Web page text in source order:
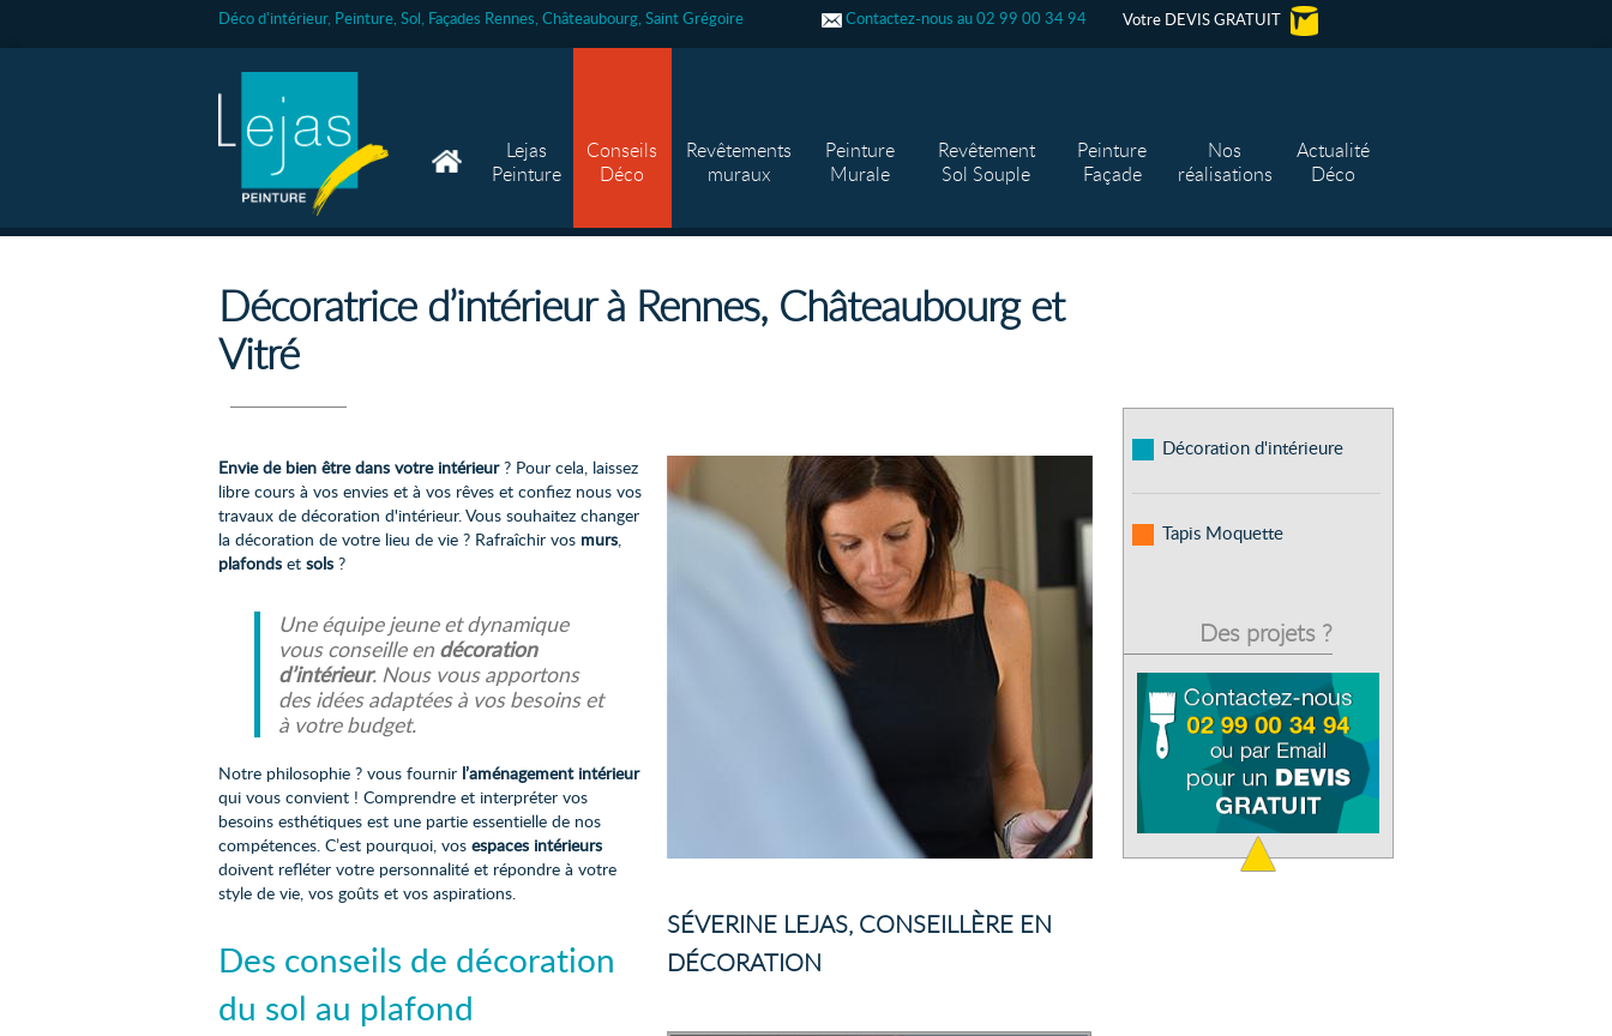
Déco d'intérieur, Peinture, Sol, Façades Rennes, Châteaubourg, Saint Grégoire Contactez-nous au 02 99 00 34 94 Votre DEVIS GRATUIT
Lejas
Peinture
Conseils
Déco
Revêtements
muraux
Peinture
Murale
Revêtement
Sol Souple
Peinture
Façade
Nos
réalisations
Actualité
Déco
Décoratrice d’intérieur à Rennes, Châteaubourg et
Vitré
Envie de bien être dans votre intérieur? Pour cela, laissez
libre cours à vos envies et à vos rêves et confiez nous vos
travaux de décoration d'intérieur. Vous souhaitez changer
la décoration de votre lieu de vie ? Rafraîchir vos murs,
plafonds et sols ?
Une équipe jeune et dynamique
vous conseille en décoration
d’intérieur. Nous vous apportons
des idées adaptées à vos besoins et
à votre budget.
Notre philosophie ? vous fournir l’aménagement intérieur
qui vous convient ! Comprendre et interpréter vos
besoins esthétiques est une partie essentielle de nos
compétences. C’est pourquoi, vos espaces intérieurs
doivent refléter votre personnalité et répondre à votre
style de vie, vos goûts et vos aspirations.
Des conseils de décoration
du sol au plafond
SÉVERINE LEJAS, CONSEILLÈRE EN
DÉCORATION
Décoration d'intérieure
Tapis Moquette
Des projets ?